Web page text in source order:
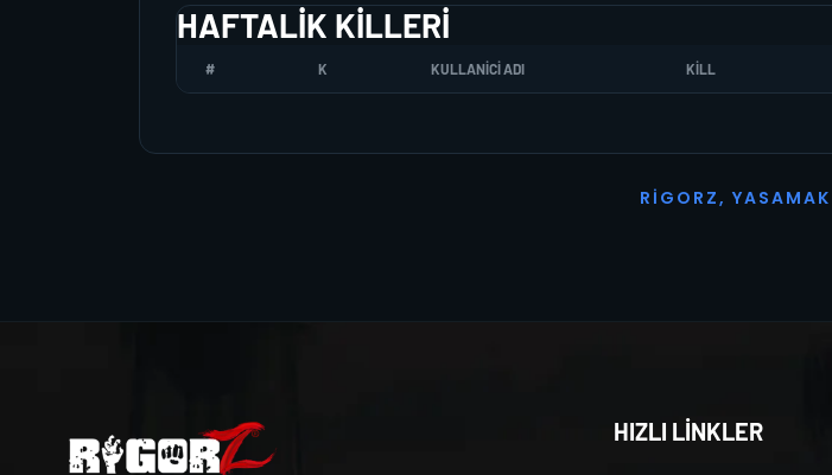
HAFTALIK KILLERI
# K KULLANICI ADI KILL
R I G O R Z, YASAMAK
HIZLI LİNKLER